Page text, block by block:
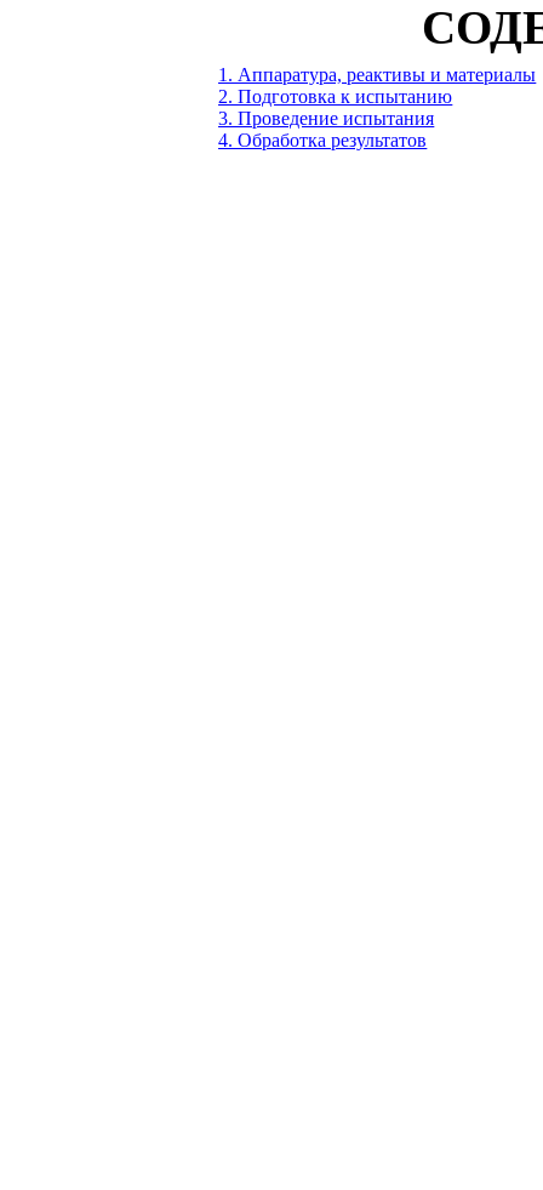
1. Аппаратура, реактивы и материалы
2. Подготовка к испытанию
3. Проведение испытания
4. Обработка результатов